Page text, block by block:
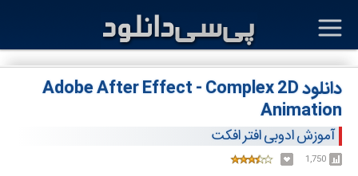
دانلود Adobe After Effect - Complex 2D
Animation
آموزش ادوبی افتر افکت
1,750